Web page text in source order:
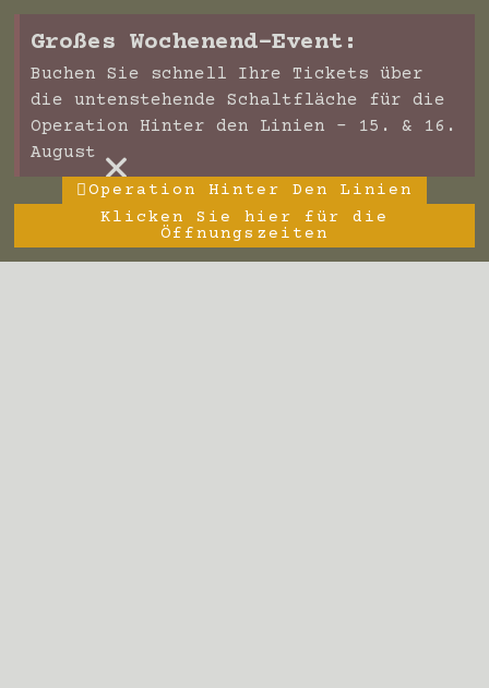
Großes Wochenend-Event:
Buchen Sie schnell Ihre Tickets über
die untenstehende Schaltfläche für die
Operation Hinter den Linien – 15. & 16.
August ×
Operation Hinter Den Linien
Klicken Sie hier für die
Öffnungszeiten